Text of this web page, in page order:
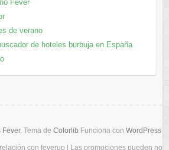
Fever
de verano
de hoteles burbuja en España
Fever. Tema de Colorlib Funciona con WordPress
con feverup | Las promociones pueden no